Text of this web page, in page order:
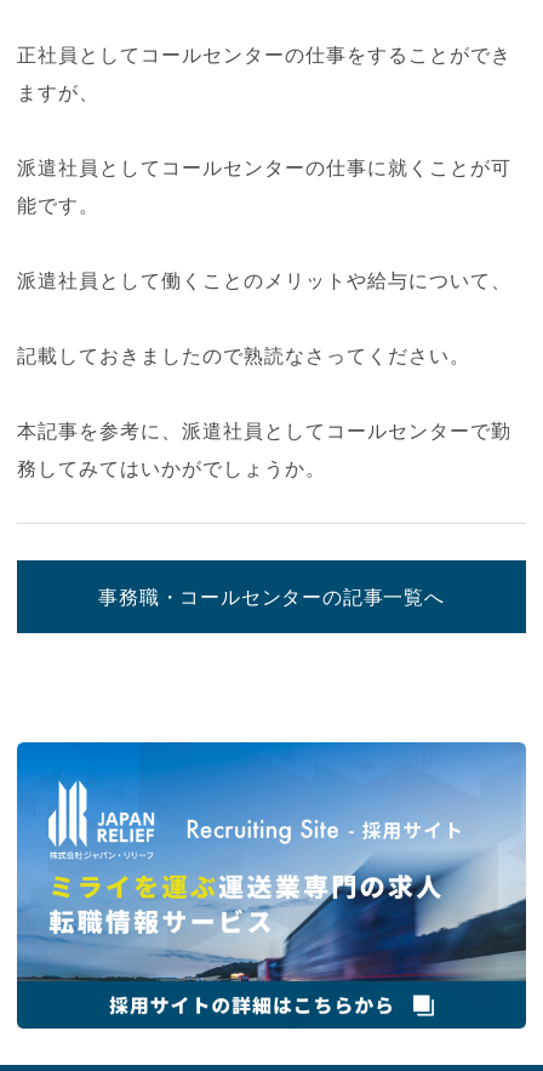
正社員としてコールセンターの仕事をすることができ
ますが、
派遣社員としてコールセンターの仕事に就くことが可
能です。
派遣社員として働くことのメリットや給与について、
記載しておきましたので熟読なさってください。
本記事を参考に、派遣社員としてコールセンターで勤
務してみてはいかがでしょうか。
事務職・コールセンターの記事一覧へ